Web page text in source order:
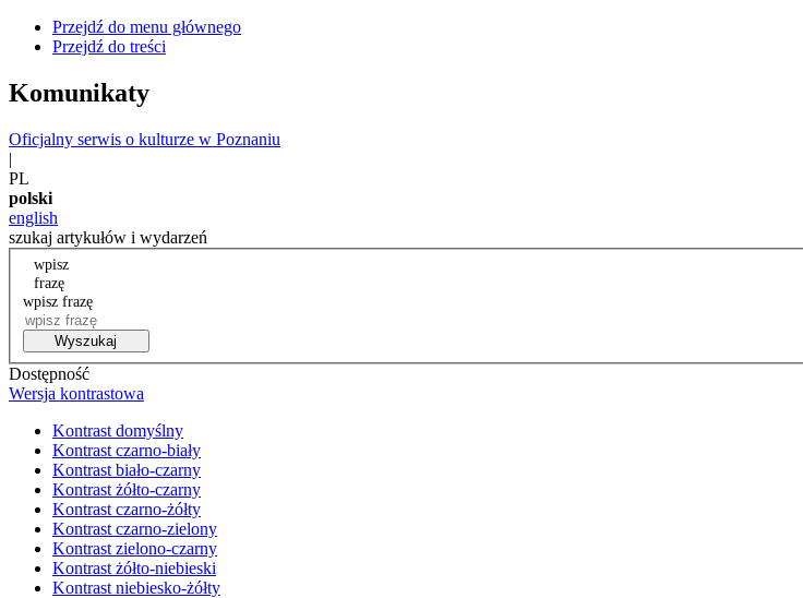
Przejdź do menu głównego
Przejdź do treści
Komunikaty
Oficjalny serwis o kulturze w Poznaniu
|
PL
polski
english
szukaj artykułów i wydarzeń
wpisz
frazę
wpisz frazę
Wyszukaj
Dostępność
Wersja kontrastowa
Kontrast domyślny
Kontrast czarno-biały
Kontrast biało-czarny
Kontrast żółto-czarny
Kontrast czarno-żółty
Kontrast czarno-zielony
Kontrast zielono-czarny
Kontrast żółto-niebieski
Kontrast niebiesko-żółty